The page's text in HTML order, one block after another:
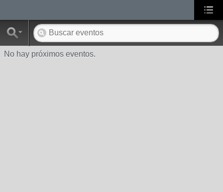
No hay próximos eventos.